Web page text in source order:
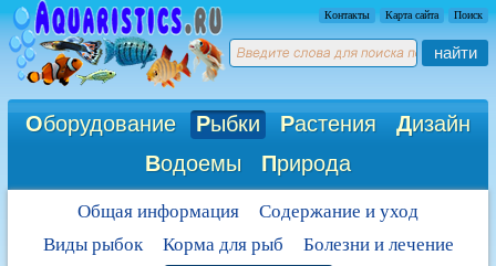
Контакты Карта сайта Поиск
найти
Оборудование Рыбки Растения Дизайн
Водоемы Природа
Общая информация
Содержание и уход
Виды рыбок
Корма для рыб
Болезни и лечение